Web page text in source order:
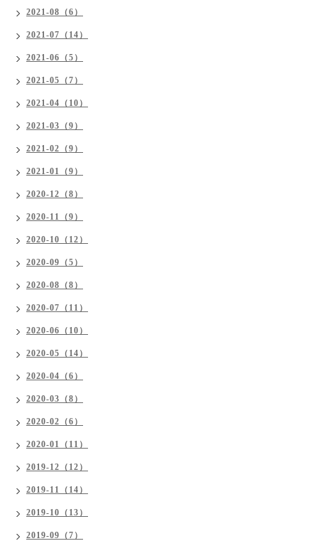
2021-08（6）
2021-07（14）
2021-06（5）
2021-05（7）
2021-04（10）
2021-03（9）
2021-02（9）
2021-01（9）
2020-12（8）
2020-11（9）
2020-10（12）
2020-09（5）
2020-08（8）
2020-07（11）
2020-06（10）
2020-05（14）
2020-04（6）
2020-03（8）
2020-02（6）
2020-01（11）
2019-12（12）
2019-11（14）
2019-10（13）
2019-09（7）